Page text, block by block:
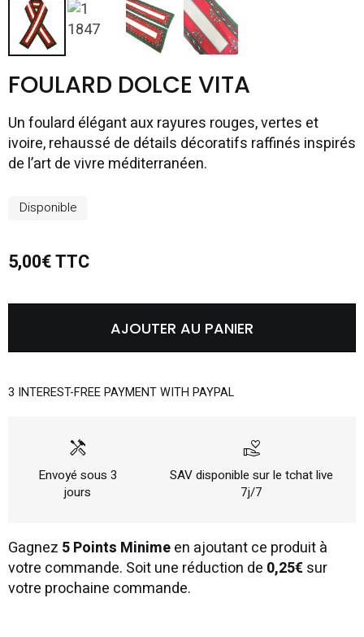
FOULARD DOLCE VITA
Un foulard élégant aux rayures rouges, vertes et
ivoire, rehaussé de détails décoratifs raffinés inspirés
de l’art de vivre méditerranéen.
Disponible
5,00€ TTC
AJOUTER AU PANIER
3 INTEREST-FREE PAYMENT WITH PAYPAL
handyman
Envoyé sous 3
jours
volunteer_activism
SAV disponible sur le tchat live
7j/7
Gagnez 5 Points Minimeen ajoutant ce produit à
votre commande. Soit une réduction de 0,25€sur
votre prochaine commande.